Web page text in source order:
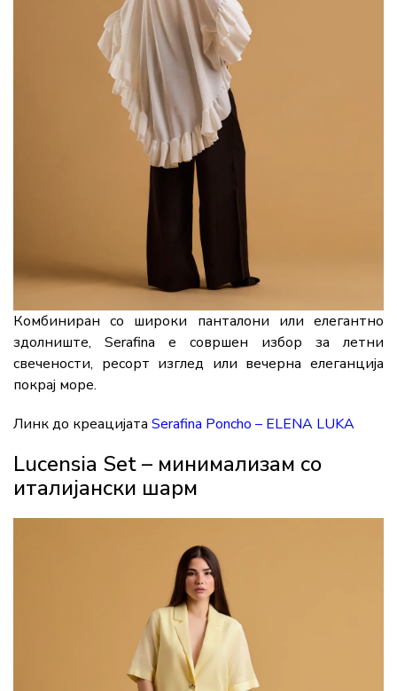
Комбиниран со широки панталони или елегантно
здолниште, Serafina е совршен избор за летни
свечености, ресорт изглед или вечерна елеганција
покрај море.
Линк до креацијата Serafina Poncho – ELENA LUKA
Lucensia Set – минимализам со
италијански шарм